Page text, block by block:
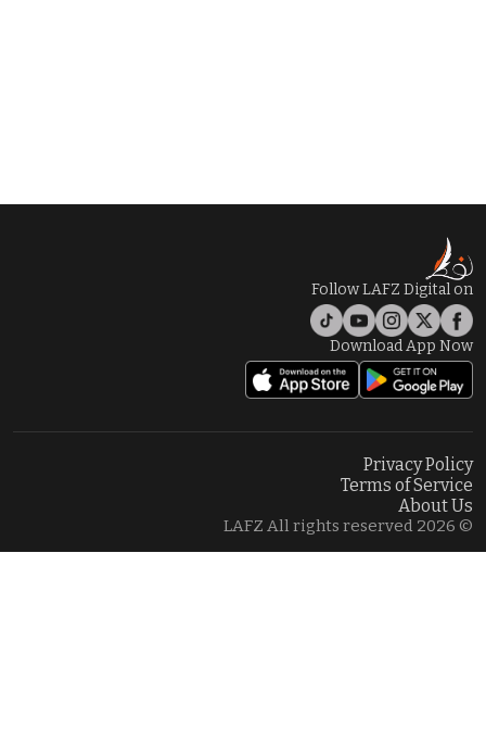
Follow LAFZ Digital on
Download App Now
Privacy Policy
Terms of Service
About Us
© 2026 LAFZ All rights reserved